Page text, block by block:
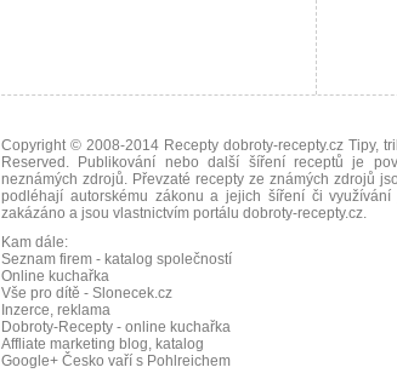
Copyright © 2008-2014 Recepty dobroty-recepty.cz Tipy,
Reserved. Publikování nebo další šíření receptů je
neznámých zdrojů. Převzaté recepty ze známých zdrojů
podléhají autorskému zákonu a jejich šíření či
zakázáno a jsou vlastnictvím portálu dobroty-recepty.cz.
Kam dále:
Seznam firem - katalog společností
Online kuchařka
Vše pro dítě - Slonecek.cz
Inzerce, reklama
Dobroty-Recepty - online kuchařka
Affliate marketing blog, katalog
Google+ Česko vaří s Pohlreichem